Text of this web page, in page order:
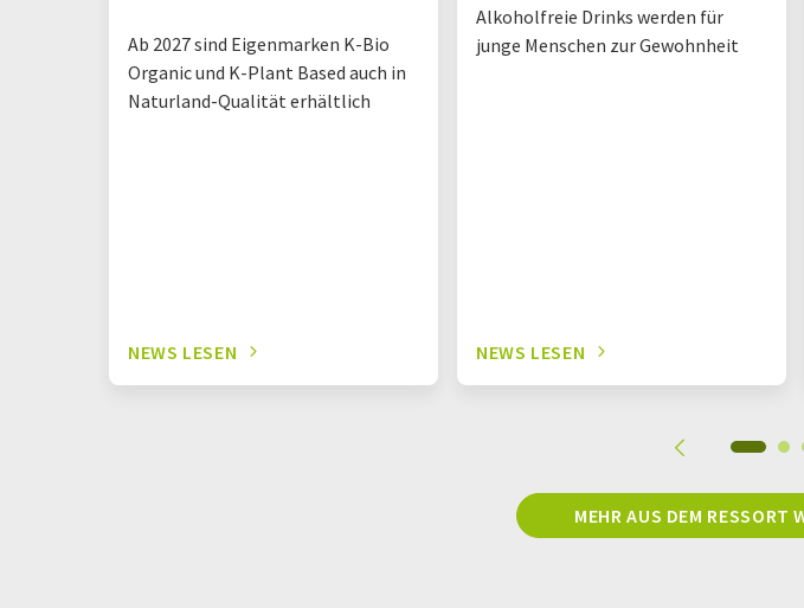
Ab 2027 sind Eigenmarken K-Bio
Organic und K-Plant Based auch in
Naturland-Qualität erhältlich
NEWS LESEN
Alkoholfreie Drinks werden für
junge Menschen zur Gewohnheit
NEWS LESEN
MEHR AUS DEM RESSORT